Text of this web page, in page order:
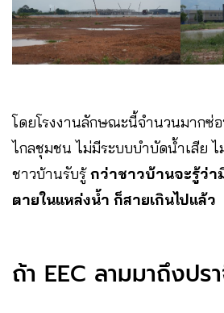
โดยโรงงานลักษณะนี้จำนวนมากซ่
ไกลชุมชน ไม่มีระบบบำบัดน้ำเสีย ไ
ชาวบ้านรับรู้กว่าชาวบ้านจะรู้ว่า
ตายในแหล่งน้ำ ก็สายเกินไปแล้ว
ถ้า EEC ลามมาถึงปร